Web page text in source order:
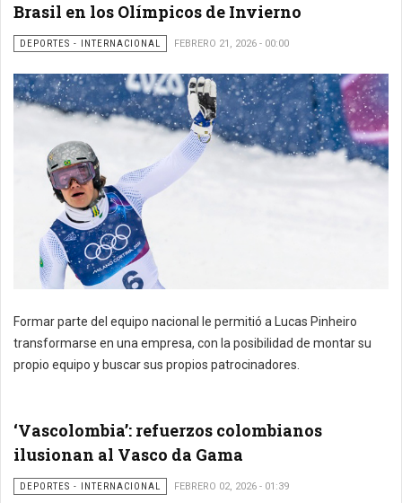
Brasil en los Olímpicos de Invierno
DEPORTES - INTERNACIONAL FEBRERO 21, 2026 - 00:00
Formar parte del equipo nacional le permitió a Lucas Pinheiro
transformarse en una empresa, con la posibilidad de montar su
propio equipo y buscar sus propios patrocinadores.
‘Vascolombia’: refuerzos colombianos
ilusionan al Vasco da Gama
DEPORTES - INTERNACIONAL FEBRERO 02, 2026 - 01:39